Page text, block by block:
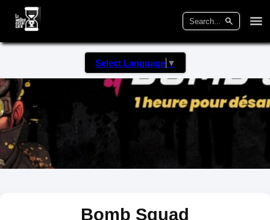
Select Language ▼
Bomb Squad